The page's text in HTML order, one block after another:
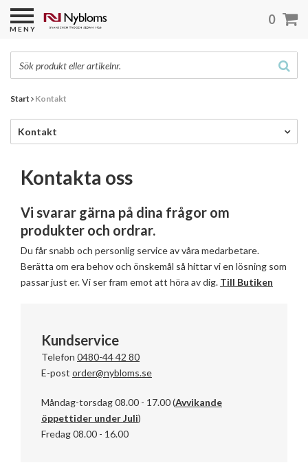
Start Kontakt
Kontakt
Kontakta oss
Vi svarar gärna på dina frågor om
produkter och ordrar.
Du får snabb och personlig service av våra medarbetare.
Berätta om era behov och önskemål så hittar vi en lösning som
passar just er. Vi ser fram emot att höra av dig. Till Butiken
Kundservice
Telefon 0480-44 42 80
E-post order@nybloms.se
Måndag-torsdag 08.00 - 17.00 (Avvikande
öppettider under Juli)
Fredag 08.00 - 16.00
MENY
0